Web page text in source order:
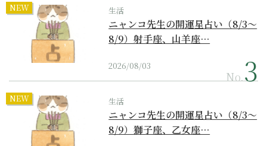
NEW 生活
ニャンコ先生の開運星占い（8/3～
8/9）射手座、山羊座…
2026/08/03
No.
NEW 生活
ニャンコ先生の開運星占い（8/3～
8/9）獅子座、乙女座…